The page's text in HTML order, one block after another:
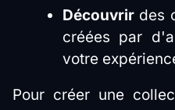
Découvrir des
créées par
votre
Pour créer une